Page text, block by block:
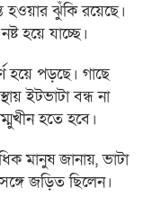
হওয়ার ঝুঁকি রয়েছে।
হয়ে যাচ্ছে।
হয়ে পড়ছে। গাছে
ইটভাটা বন্ধ না
হতে হবে।
মানুষ জানায়, ভাটা
জড়িত ছিলেন।